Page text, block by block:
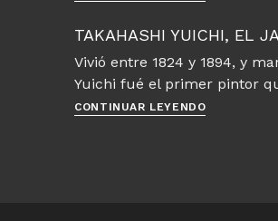
China,
Japón
y
Oriente
TAKAHASHI YUICHI, EL
Vivió entre 1824 y 1894, y
Yuichi fué el primer pintor
CONTINUAR LEYENDOTakahashi